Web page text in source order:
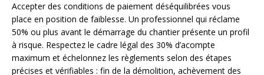
Accepter des conditions de paiement déséquilibrées vous
place en position de faiblesse. Un professionnel qui réclame
50% ou plus avant le démarrage du chantier présente un profil
à risque. Respectez le cadre légal des 30% d’acompte
maximum et échelonnez les règlements selon des étapes
précises et vérifiables : fin de la démolition, achèvement des